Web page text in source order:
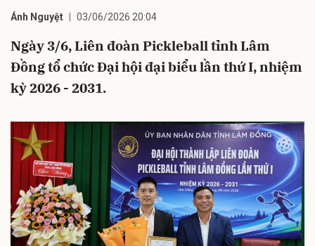
Ánh Nguyệt 03/06/2026 20:04
Ngày 3/6, Liên đoàn Pickleball tỉnh Lâm
Đồng tổ chức Đại hội đại biểu lần thứ I, nhiệm
kỳ 2026 - 2031.
Hủy